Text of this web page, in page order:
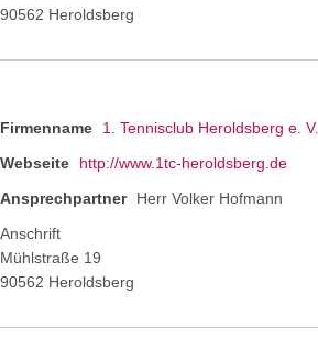
90562 Heroldsberg
Firmenname
1. Tennisclub Heroldsberg e. V.
Webseite
http://www.1tc-heroldsberg.de
Ansprechpartner
Herr Volker Hofmann
Anschrift
Mühlstraße 19
90562 Heroldsberg